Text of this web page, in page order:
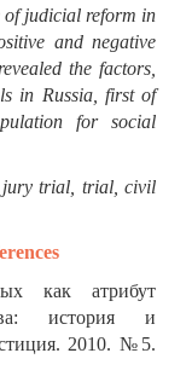
of judicial reform in
and negative
the factors,
in Russia, first of
for social
jury trial, trial, civil
как атрибут
история и
2010. №5.